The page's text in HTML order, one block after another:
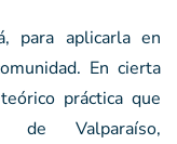
para aplicarla en
En cierta
práctica que
de Valparaíso,